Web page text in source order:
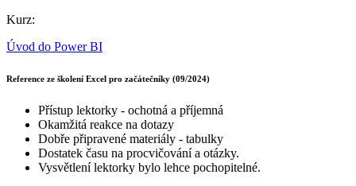
Kurz:
Úvod do Power BI
Reference ze školení Excel pro začátečníky (09/2024)
Přístup lektorky - ochotná a příjemná
Okamžitá reakce na dotazy
Dobře připravené materiály - tabulky
Dostatek času na procvičování a otázky.
Vysvětlení lektorky bylo lehce pochopitelné.